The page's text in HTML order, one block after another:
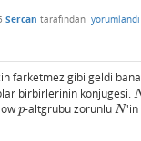
Sercan tarafından yorumlandı
farketmez gibi geldi
birbirlerinin konjugesi.N
p
p-altgrubu zorunluN
N 'in